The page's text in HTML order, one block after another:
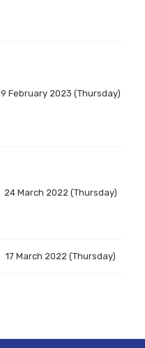
9 February 2023 (Thursday)
24 March 2022 (Thursday)
17 March 2022 (Thursday)